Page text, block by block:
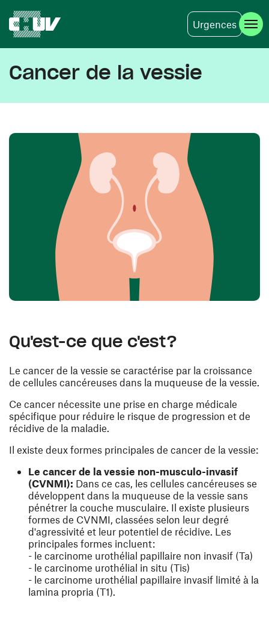
Urgences
Cancer de la vessie
Qu'est-ce que c'est?
Le cancer de la vessie se caractérise par la croissance
de cellules cancéreuses dans la muqueuse de la vessie.
Ce cancer nécessite une prise en charge médicale
spécifique pour réduire le risque de progression et de
récidive de la maladie.
Il existe deux formes principales de cancer de la vessie:
Le cancer de la vessie non-musculo-invasif
(CVNMI): Dans ce cas, les cellules cancéreuses se
développent dans la muqueuse de la vessie sans
pénétrer la couche musculaire. Il existe plusieurs
formes de CVNMI, classées selon leur degré
d'agressivité et leur potentiel de récidive. Les
principales formes incluent:
- le carcinome urothélial papillaire non invasif (Ta)
- le carcinome urothélial in situ (Tis)
- le carcinome urothélial papillaire invasif limité à la
lamina propria (T1).